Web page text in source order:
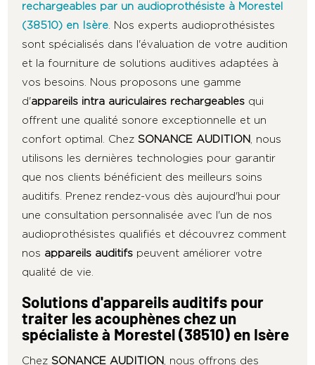
rechargeables par un audioprothésiste à Morestel
(38510) en Isère . Nos experts audioprothésistes
sont spécialisés dans l'évaluation de votre audition
et la fourniture de solutions auditives adaptées à
vos besoins. Nous proposons une gamme
d'appareils intra auriculaires rechargeables qui
offrent une qualité sonore exceptionnelle et un
confort optimal. ChezSONANCE AUDITION , nous
utilisons les dernières technologies pour garantir
que nos clients bénéficient des meilleurs soins
auditifs. Prenez rendez-vous dès aujourd'hui pour
une consultation personnalisée avec l'un de nos
audioprothésistes qualifiés et découvrez comment
nos appareils auditifs peuvent améliorer votre
qualité de vie.
Solutions d'appareils auditifs pour
traiter les acouphènes chez un
spécialiste à Morestel (38510) en Isère
ChezSONANCE AUDITION , nous offrons des